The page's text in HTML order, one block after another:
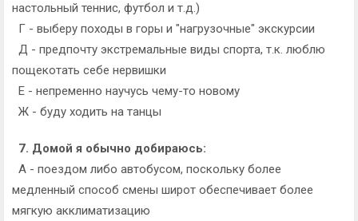
настольный теннис, футбол и т.д.)
Г - выберу походы в горы и "нагрузочные" экскурсии
Д - предпочту экстремальные виды спорта, т.к. люблю
пощекотать себе нервишки
Е - непременно научусь чему-то новому
Ж - буду ходить на танцы
7. Домой я обычно добираюсь:
А - поездом либо автобусом, поскольку более
медленный способ смены широт обеспечивает более
мягкую акклиматизацию